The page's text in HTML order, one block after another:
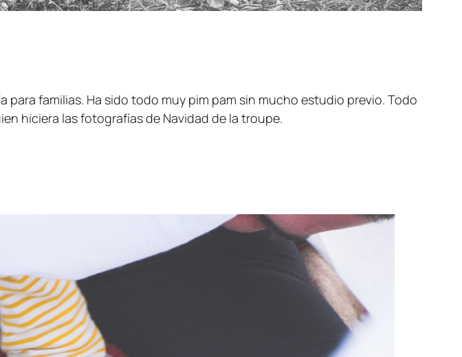
familias. Ha sido todo muy pim pam sin mucho estudio previo. Todo
hiciera las fotografías de Navidad de la troupe.